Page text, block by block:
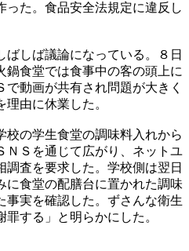
った。食品安全法規定に違反し
しば議論になっている。８日
鍋食堂では食事中の客の頭上に
動画が共有され問題が大きく
由に休業した。
校の学生食堂の調味料入れから
ＮＳを通じて広がり、ネットユ
調査を要求した。学校側は翌日
に食堂の配膳台に置かれた調味
事実を確認した。ずさんな衛生
する」と明らかにした。